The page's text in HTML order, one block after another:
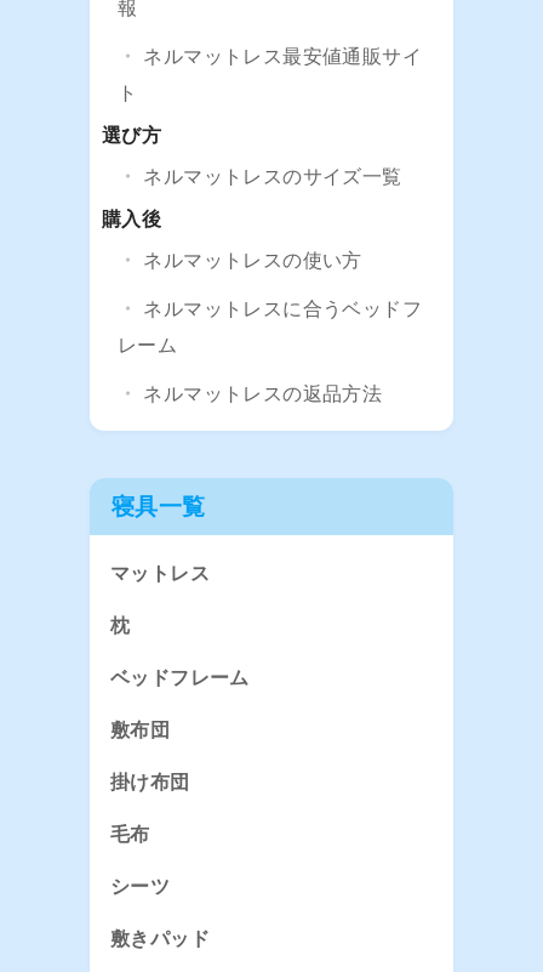
報
ネルマットレス最安値通販サイ
ト
選び方
ネルマットレスのサイズ一覧
購入後
ネルマットレスの使い方
ネルマットレスに合うベッドフ
レーム
ネルマットレスの返品方法
寝具一覧
マットレス
枕
ベッドフレーム
敷布団
掛け布団
毛布
シーツ
敷きパッド